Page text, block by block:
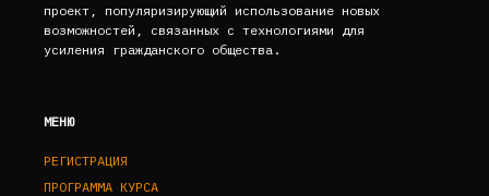
проект, популяризирующий использование новых
возможностей, связанных с технологиями для
усиления гражданского общества.
МЕНЮ
РЕГИСТРАЦИЯ
ПРОГРАММА КУРСА